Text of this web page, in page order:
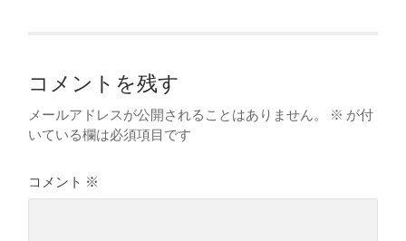
コメントを残す
メールアドレスが公開されることはありません。 ※ が付
いている欄は必須項目です
コメント ※